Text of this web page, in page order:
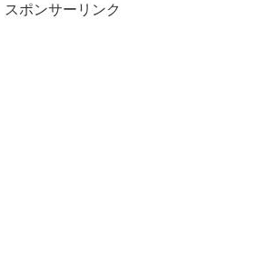
スポンサーリンク